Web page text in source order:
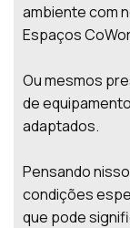
ambiente com
Espaços
Ou mesmos
de
adaptados.
Pensando
condições
que pode